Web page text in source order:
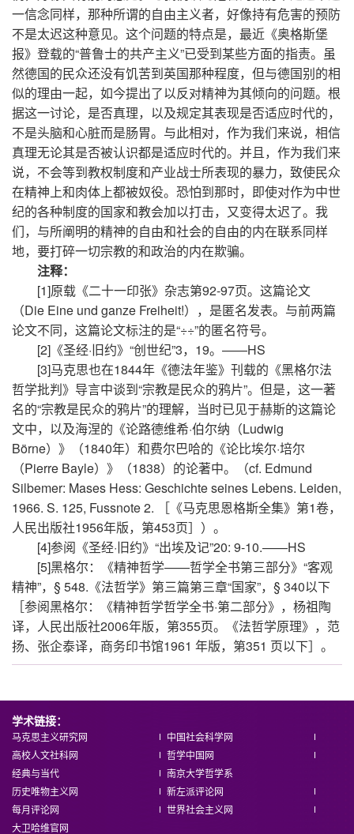
一信念同样，那种所谓的自由主义者，好像持有危害的预防
不是太迟这种意见。这个问题的特点是，最近《奥格斯堡
报》登载的“普鲁士的共产主义”已受到某些方面的指责。虽
然德国的民众还没有饥苦到英国那种程度，但与德国别的相
似的理由一起，如今提出了以反对精神为其倾向的问题。根
据这一讨论，是否真理，以及规定其表现是否适应时代的，
不是头脑和心脏而是肠胃。与此相对，作为我们来说，相信
真理无论其是否被认识都是适应时代的。并且，作为我们来
说，不会等到教权制度和产业战士所表现的暴力，致使民众
在精神上和肉体上都被奴役。恐怕到那时，即使对作为中世
纪的各种制度的国家和教会加以打击，又变得太迟了。我
们，与所阐明的精神的自由和社会的自由的内在联系同样
地，要打碎一切宗教的和政治的内在欺骗。
注释：
[1]原载《二十一印张》杂志第92-97页。这篇论文
（Die Eine und ganze Freiheit!），是匿名发表。与前两篇
论文不同，这篇论文标注的是“÷÷”的匿名符号。
[2]《圣经·旧约》“创世纪”3，19。——HS
[3]马克思也在1844年《德法年鉴》刊载的《黑格尔法
哲学批判》导言中谈到“宗教是民众的鸦片”。但是，这一著
名的“宗教是民众的鸦片”的理解，当时已见于赫斯的这篇论
文中，以及海涅的《论路德维希·伯尔纳（Ludwig
Börne）》（1840年）和费尔巴哈的《论比埃尔·培尔
（Pierre Bayle）》（1838）的论著中。（cf. Edmund
Silbemer: Mases Hess: Geschichte seines Lebens. Leiden,
1966. S. 125, Fussnote 2. ［《马克思恩格斯全集》第1卷，
人民出版社1956年版，第453页］）。
[4]参阅《圣经·旧约》“出埃及记”20: 9-10.——HS
[5]黑格尔：《精神哲学——哲学全书第三部分》“客观
精神”，§ 548.《法哲学》第三篇第三章“国家”，§ 340以下
［参阅黑格尔：《精神哲学哲学全书·第二部分》，杨祖陶
译，人民出版社2006年版，第355页。《法哲学原理》，范
扬、张企泰译，商务印书馆1961 年版，第351 页以下］。
学术链接：
马克思主义研究网
中国社会科学网
高校人文社科网
哲学中国网
经典与当代
南京大学哲学系
历史唯物主义网
新左派评论网
每月评论网
世界社会主义网
大卫哈维官网